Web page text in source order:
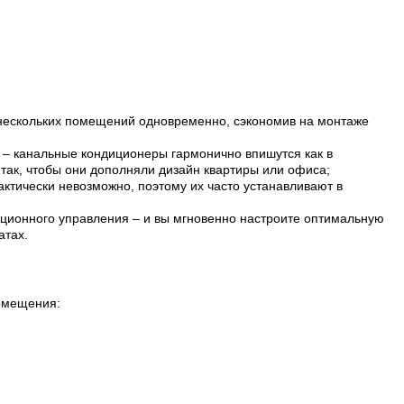
помещений одновременно, сэкономив на монтаже
канальные кондиционеры гармонично впишутся как в
чтобы они дополняли дизайн квартиры или офиса;
невозможно, поэтому их часто устанавливают в
управления – и вы мгновенно настроите оптимальную